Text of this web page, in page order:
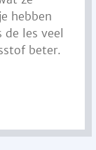
hebben
les veel
beter.